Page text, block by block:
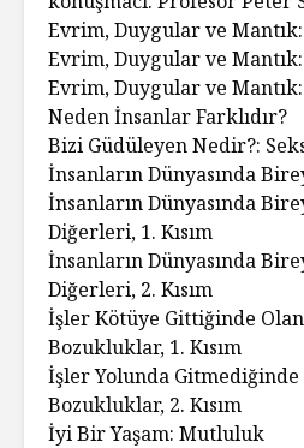
Evrim, Duygular ve
Evrim, Duygular ve Mantık:
Evrim, Duygular ve Mantık:
Neden İnsanlar Farklıdır?
Bizi Güdüleyen Nedir?:
İnsanların Dünyasında
İnsanların Dünyasında
Diğerleri, 1. Kısım
İnsanların Dünyasında
Diğerleri, 2. Kısım
İşler Kötüye Gittiğinde
Bozukluklar, 1. Kısım
İşler Yolunda
Bozukluklar, 2. Kısım
İyi Bir Yaşam: Mutluluk